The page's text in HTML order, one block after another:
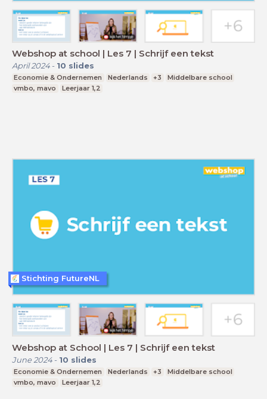
Webshop at school | Les 7 | Schrijf een tekst
April 2024- 10 slides
Economie & Ondernemen Nederlands +3
Middelbare school
vmbo, mavo
Leerjaar 1,2
Webshop at School | Les 7 | Schrijf een tekst
June 2024- 10 slides
Economie & Ondernemen Nederlands +3
Middelbare school
vmbo, mavo
Leerjaar 1,2
Stichting FutureNL